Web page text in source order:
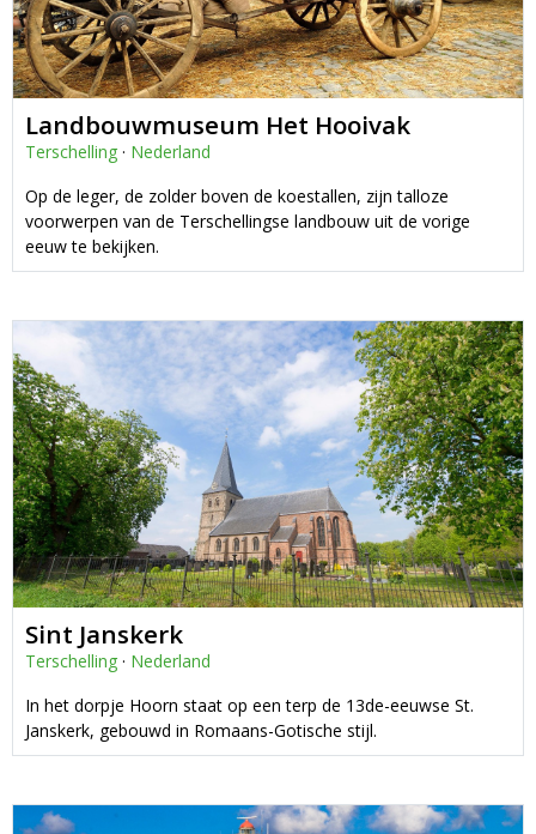
Landbouwmuseum Het Hooivak
Terschelling · Nederland
Op de leger, de zolder boven de koestallen, zijn talloze
voorwerpen van de Terschellingse landbouw uit de vorige
eeuw te bekijken.
Sint Janskerk
Terschelling · Nederland
In het dorpje Hoorn staat op een terp de 13de-eeuwse St.
Janskerk, gebouwd in Romaans-Gotische stijl.